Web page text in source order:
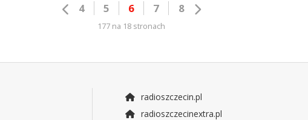
4 5 6 7 8
177 na 18 stronach
radioszczecin.pl
radioszczecinextra.pl